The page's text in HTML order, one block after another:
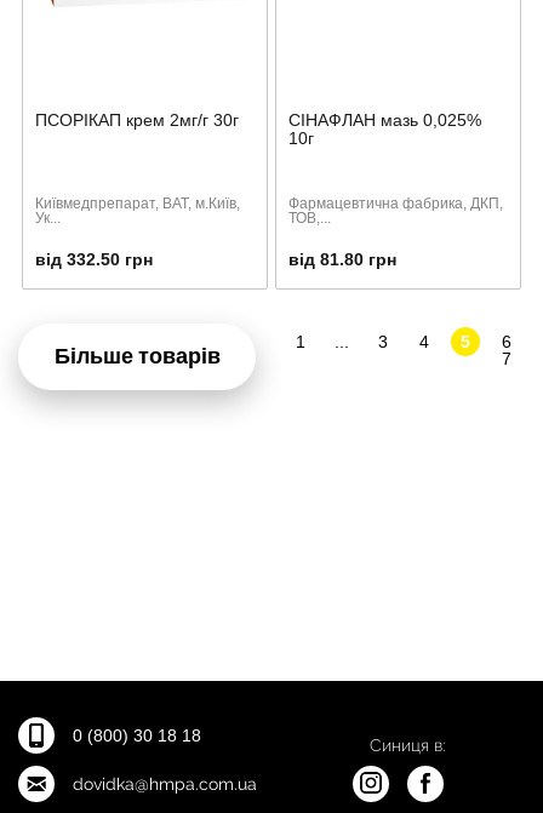
ПСОРІКАП крем 2мг/г 30г
Київмедпрепарат, ВАТ, м.Київ,
Ук...
від 332.50 грн
СІНАФЛАН мазь 0,025%
10г
Фармацевтична фабрика, ДКП,
ТОВ,...
від 81.80 грн
Більше товарів
1 3 4 5
6
7
0 (800) 30 18 18
dovidka@hmpa.com.ua
Синиця в: